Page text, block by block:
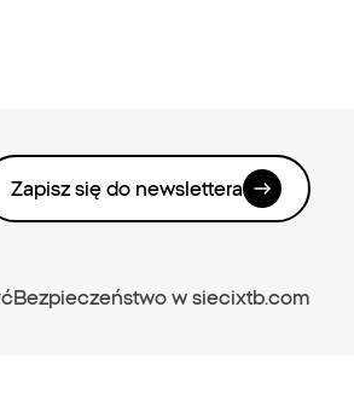
Zapisz się do newslettera
Bezpieczeństwo w siecixtb.com